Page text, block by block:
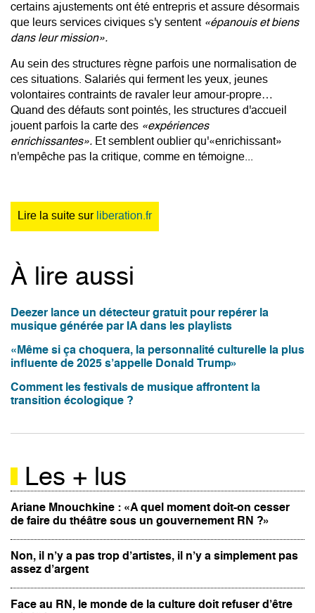
certains ajustements ont été entrepris et assure désormais
que leurs services civiques s'y sentent «épanouis et biens
dans leur mission».
Au sein des structures règne parfois une normalisation de
ces situations. Salariés qui ferment les yeux, jeunes
volontaires contraints de ravaler leur amour-propre…
Quand des défauts sont pointés, les structures d'accueil
jouent parfois la carte des «expériences
enrichissantes». Et semblent oublier qu'«enrichissant»
n'empêche pas la critique, comme en témoigne...
Lire la suite sur liberation.fr
À lire aussi
Deezer lance un détecteur gratuit pour repérer la
musique générée par IA dans les playlists
«Même si ça choquera, la personnalité culturelle la plus
influente de 2025 s’appelle Donald Trump»
Comment les festivals de musique affrontent la
transition écologique ?
Les + lus
Ariane Mnouchkine : «A quel moment doit-on cesser
de faire du théâtre sous un gouvernement RN ?»
Non, il n’y a pas trop d’artistes, il n’y a simplement pas
assez d’argent
Face au RN, le monde de la culture doit refuser d’être